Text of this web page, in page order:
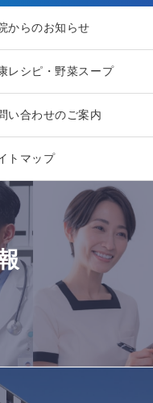
からのお知らせ
レシピ・野菜スープ
い合わせのご案内
トマップ